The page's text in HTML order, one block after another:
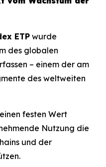
ETPwurde
des globalen
– einem der am
des weltweiten
festen Wert
Nutzung die
und der